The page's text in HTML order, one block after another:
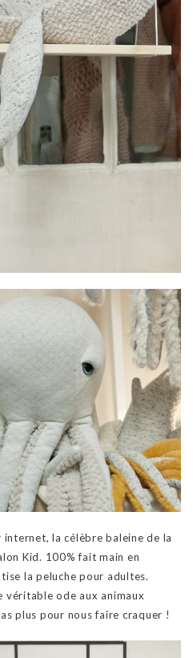
internet, la célèbre baleine de la
Kid. 100% fait main en
la peluche pour adultes.
véritable ode aux animaux
plus pour nous faire craquer !